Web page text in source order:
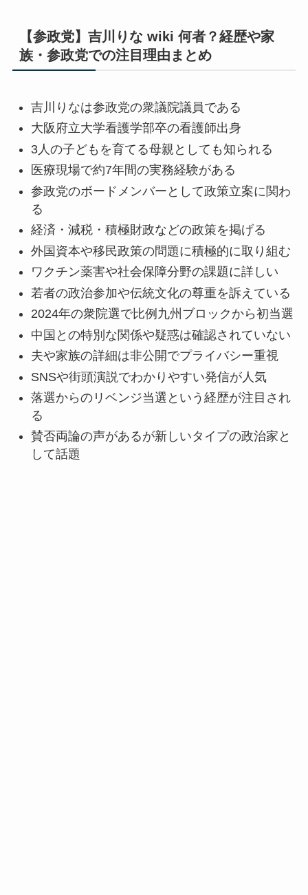
【参政党】吉川りな wiki 何者？経歴や家
族・参政党での注目理由まとめ
吉川りなは参政党の衆議院議員である
大阪府立大学看護学部卒の看護師出身
3人の子どもを育てる母親としても知られる
医療現場で約7年間の実務経験がある
参政党のボードメンバーとして政策立案に関わ
る
経済・減税・積極財政などの政策を掲げる
外国資本や移民政策の問題に積極的に取り組む
ワクチン薬害や社会保障分野の課題に詳しい
若者の政治参加や伝統文化の尊重を訴えている
2024年の衆院選で比例九州ブロックから初当選
中国との特別な関係や疑惑は確認されていない
夫や家族の詳細は非公開でプライバシー重視
SNSや街頭演説でわかりやすい発信が人気
落選からのリベンジ当選という経歴が注目され
る
賛否両論の声があるが新しいタイプの政治家と
して話題